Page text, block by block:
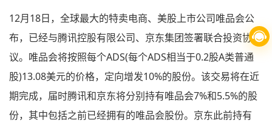
12月18日，全球最大的特卖电商、美股上市公司唯品会公
布，已经与腾讯控股有限公司、京东集团签署联合投资协
议。唯品会将按照每个ADS(每个ADS相当于0.2股A类普通
股)13.08美元的价格，定向增发10%的股份。该交易将在近
期完成，届时腾讯和京东将分别持有唯品会7%和5.5%的股
份，其中包括之前已经拥有的唯品会股份。京东此前持有